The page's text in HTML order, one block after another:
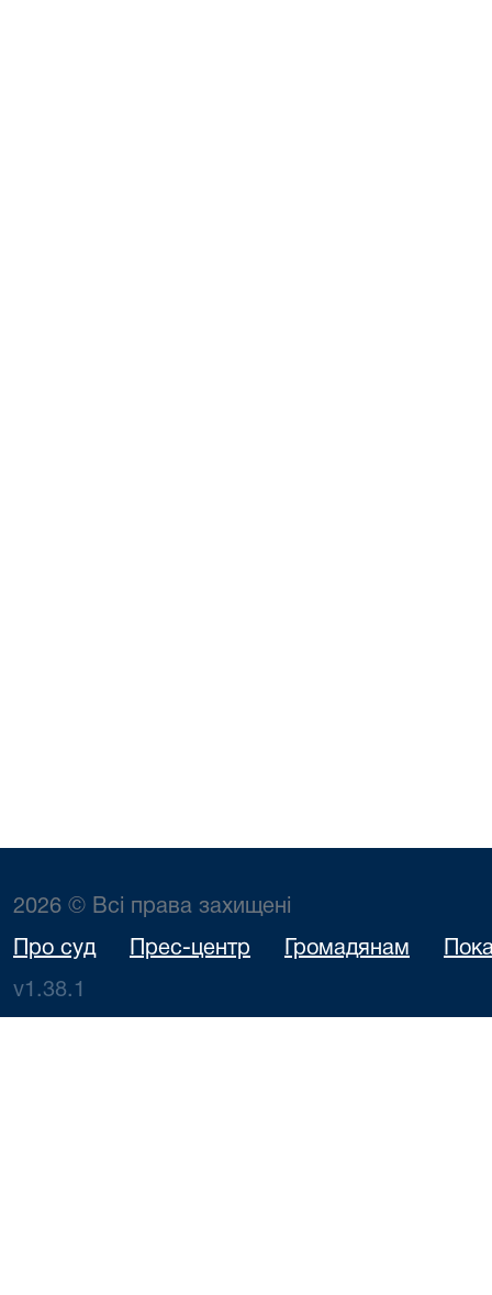
2026 © Всі права захищені
Про суд Прес-центр Громадянам
v1.38.1